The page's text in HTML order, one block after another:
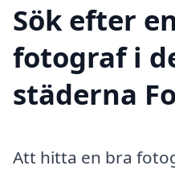
Sök efter
fotograf i
städerna
Att hitta en bra